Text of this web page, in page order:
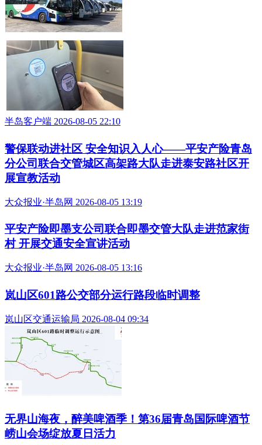
半岛客户端 2026-08-05 22:10
警保联动进社区 安全知识入人心——平安产险青岛
分公司联合交管城区高架路大队走进泰安路社区开
展宣教活动
大众报业·半岛网 2026-08-05 13:19
平安产险即墨支公司联合即墨交管大队走进范家街
村 开展交通安全宣讲活动
大众报业·半岛网 2026-08-05 13:16
岚山区601路公交部分运行路段临时调整
岚山区交通运输局 2026-08-04 09:34
无界山海夜，醉美啤酒季！第36届青岛国际啤酒节
崂山会场绽放夏日活力